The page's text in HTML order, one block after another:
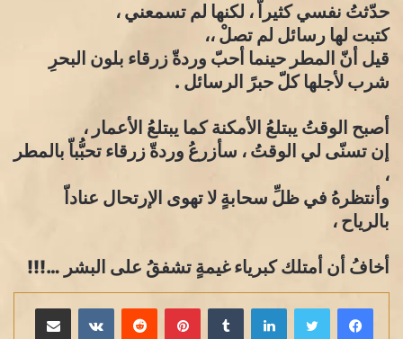
حدّثتُ نفسي كثيراّ ، لكنها لم تسمعني ،
كتبت لها رسائل لم تصلْ ،،
قيل أنّ المطر حينما أحبّ وردةّ زرقاء بلون البحرِ
شرب لأجلها كلّ حبرً الرسائل .
أصبح الوقتُ يبتلعُ الأمكنة كما يبتلعُ الأعمار ،
إن تسنّى لي الوقتُ ، سأزرعُ وردةّ زرقاء تحبُّباّ بالمطر
،
وأنتظرهُ في ظلِّ سحابةٍ لا تهوى الإرتحال عناداّ
بالرياح ،
أخافُ أن أمتلك كبرياء غيمةٍ تشفقُ على البشر …!!!
لينكدإن بينتيريست مشاركة عبر البريد